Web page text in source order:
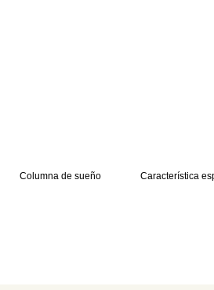
Columna de sueño Característica